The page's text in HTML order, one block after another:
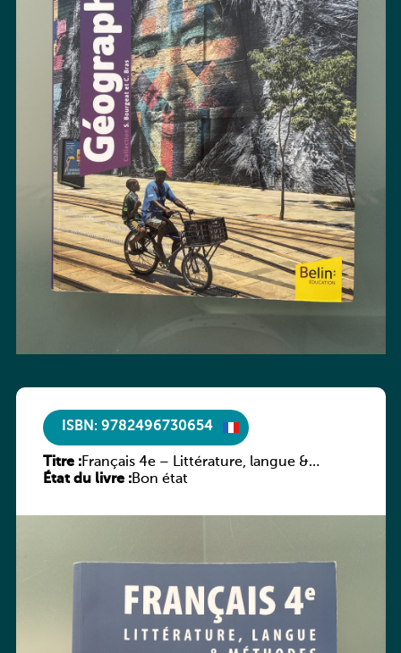
ISBN: 9782496730654
Titre :Français 4e – Littérature, langue &
méthodes
État du livre :Bon état